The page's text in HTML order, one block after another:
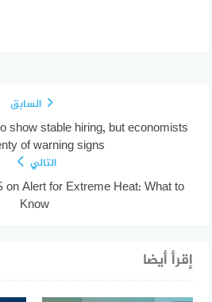
السابق
show stable hiring, but economists
of warning signs
التالي
on Alert for Extreme Heat: What to
Know
إقرأ أيضا